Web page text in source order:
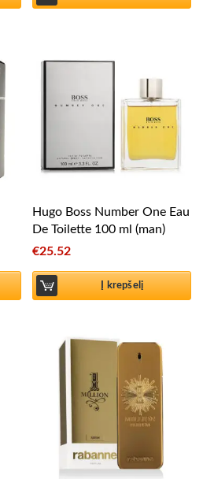
Hugo Boss Number One Eau
De Toilette 100 ml (man)
€25.52
Į krepšelį